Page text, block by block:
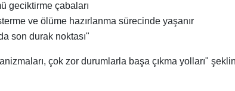
geciktirme çabaları
ve ölüme hazırlanma sürecinde yaşanır
son durak noktası"
çok zor durumlarla başa çıkma yolları"